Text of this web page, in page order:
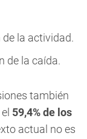
la actividad.
de la caída.
también
59,4% de los
actual no es